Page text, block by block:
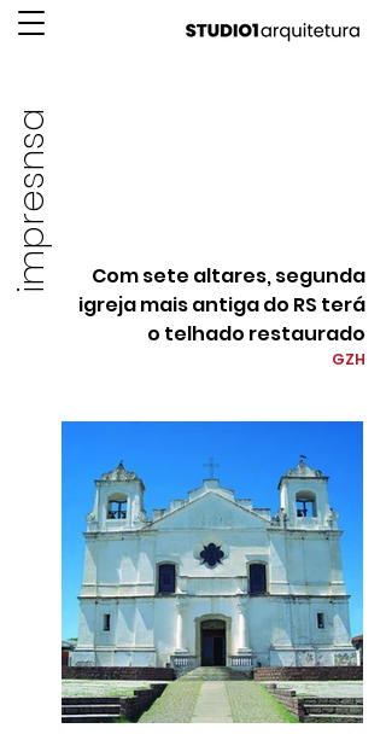
Com sete altares, segunda
igreja mais antiga do RS terá
o telhado restaurado
impresnsa
GZH